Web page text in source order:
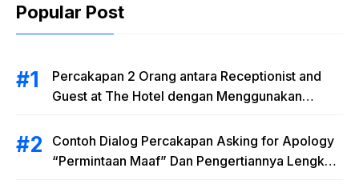
Popular Post
Percakapan 2 Orang antara Receptionist and
Guest at The Hotel dengan Menggunakan
Contoh Dialog Percakapan Asking for Apology
“Permintaan Maaf” Dan Pengertiannya Lengkap